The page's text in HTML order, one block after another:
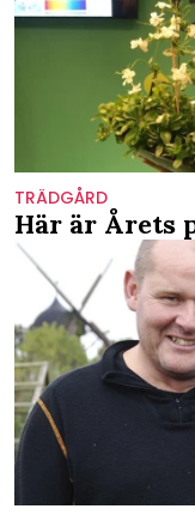
TRÄDGÅRD
Här är Årets